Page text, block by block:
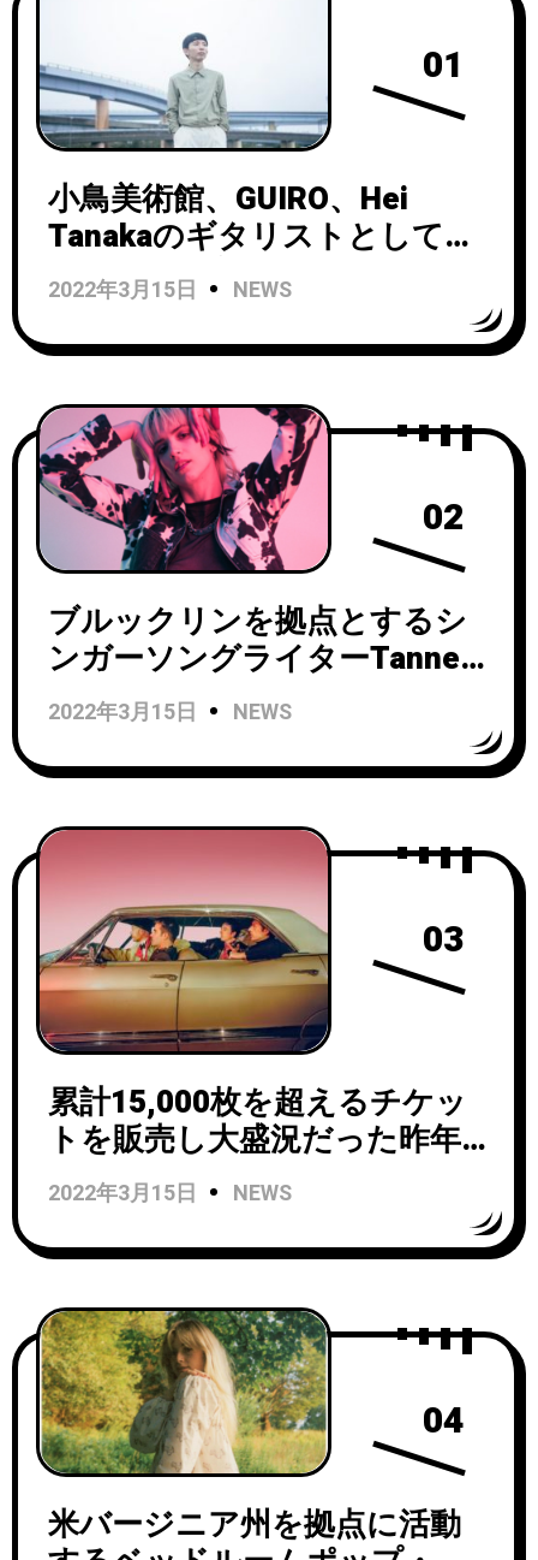
01
小鳥美術館、GUIRO、Hei
Tanakaのギタリストとして活
動する牧野容也、ソロ名義に
よるファーストアルバムを
7/13にリリース！
2022年3月15日 NEWS
02
ブルックリンを拠点とするシ
ンガーソングライターTanners
が「10,000 Dominos (My Best
Friend’s Breakup Song)」をリ
リース！
2022年3月15日 NEWS
03
累計15,000枚を超えるチケッ
トを販売し大盛況だった昨年
の東南アジア・ツアーの活躍
も冷めやらぬPREPが新曲
「One Day at a Time」をリリ
2022年3月15日 NEWS
04
米バージニア州を拠点に活動